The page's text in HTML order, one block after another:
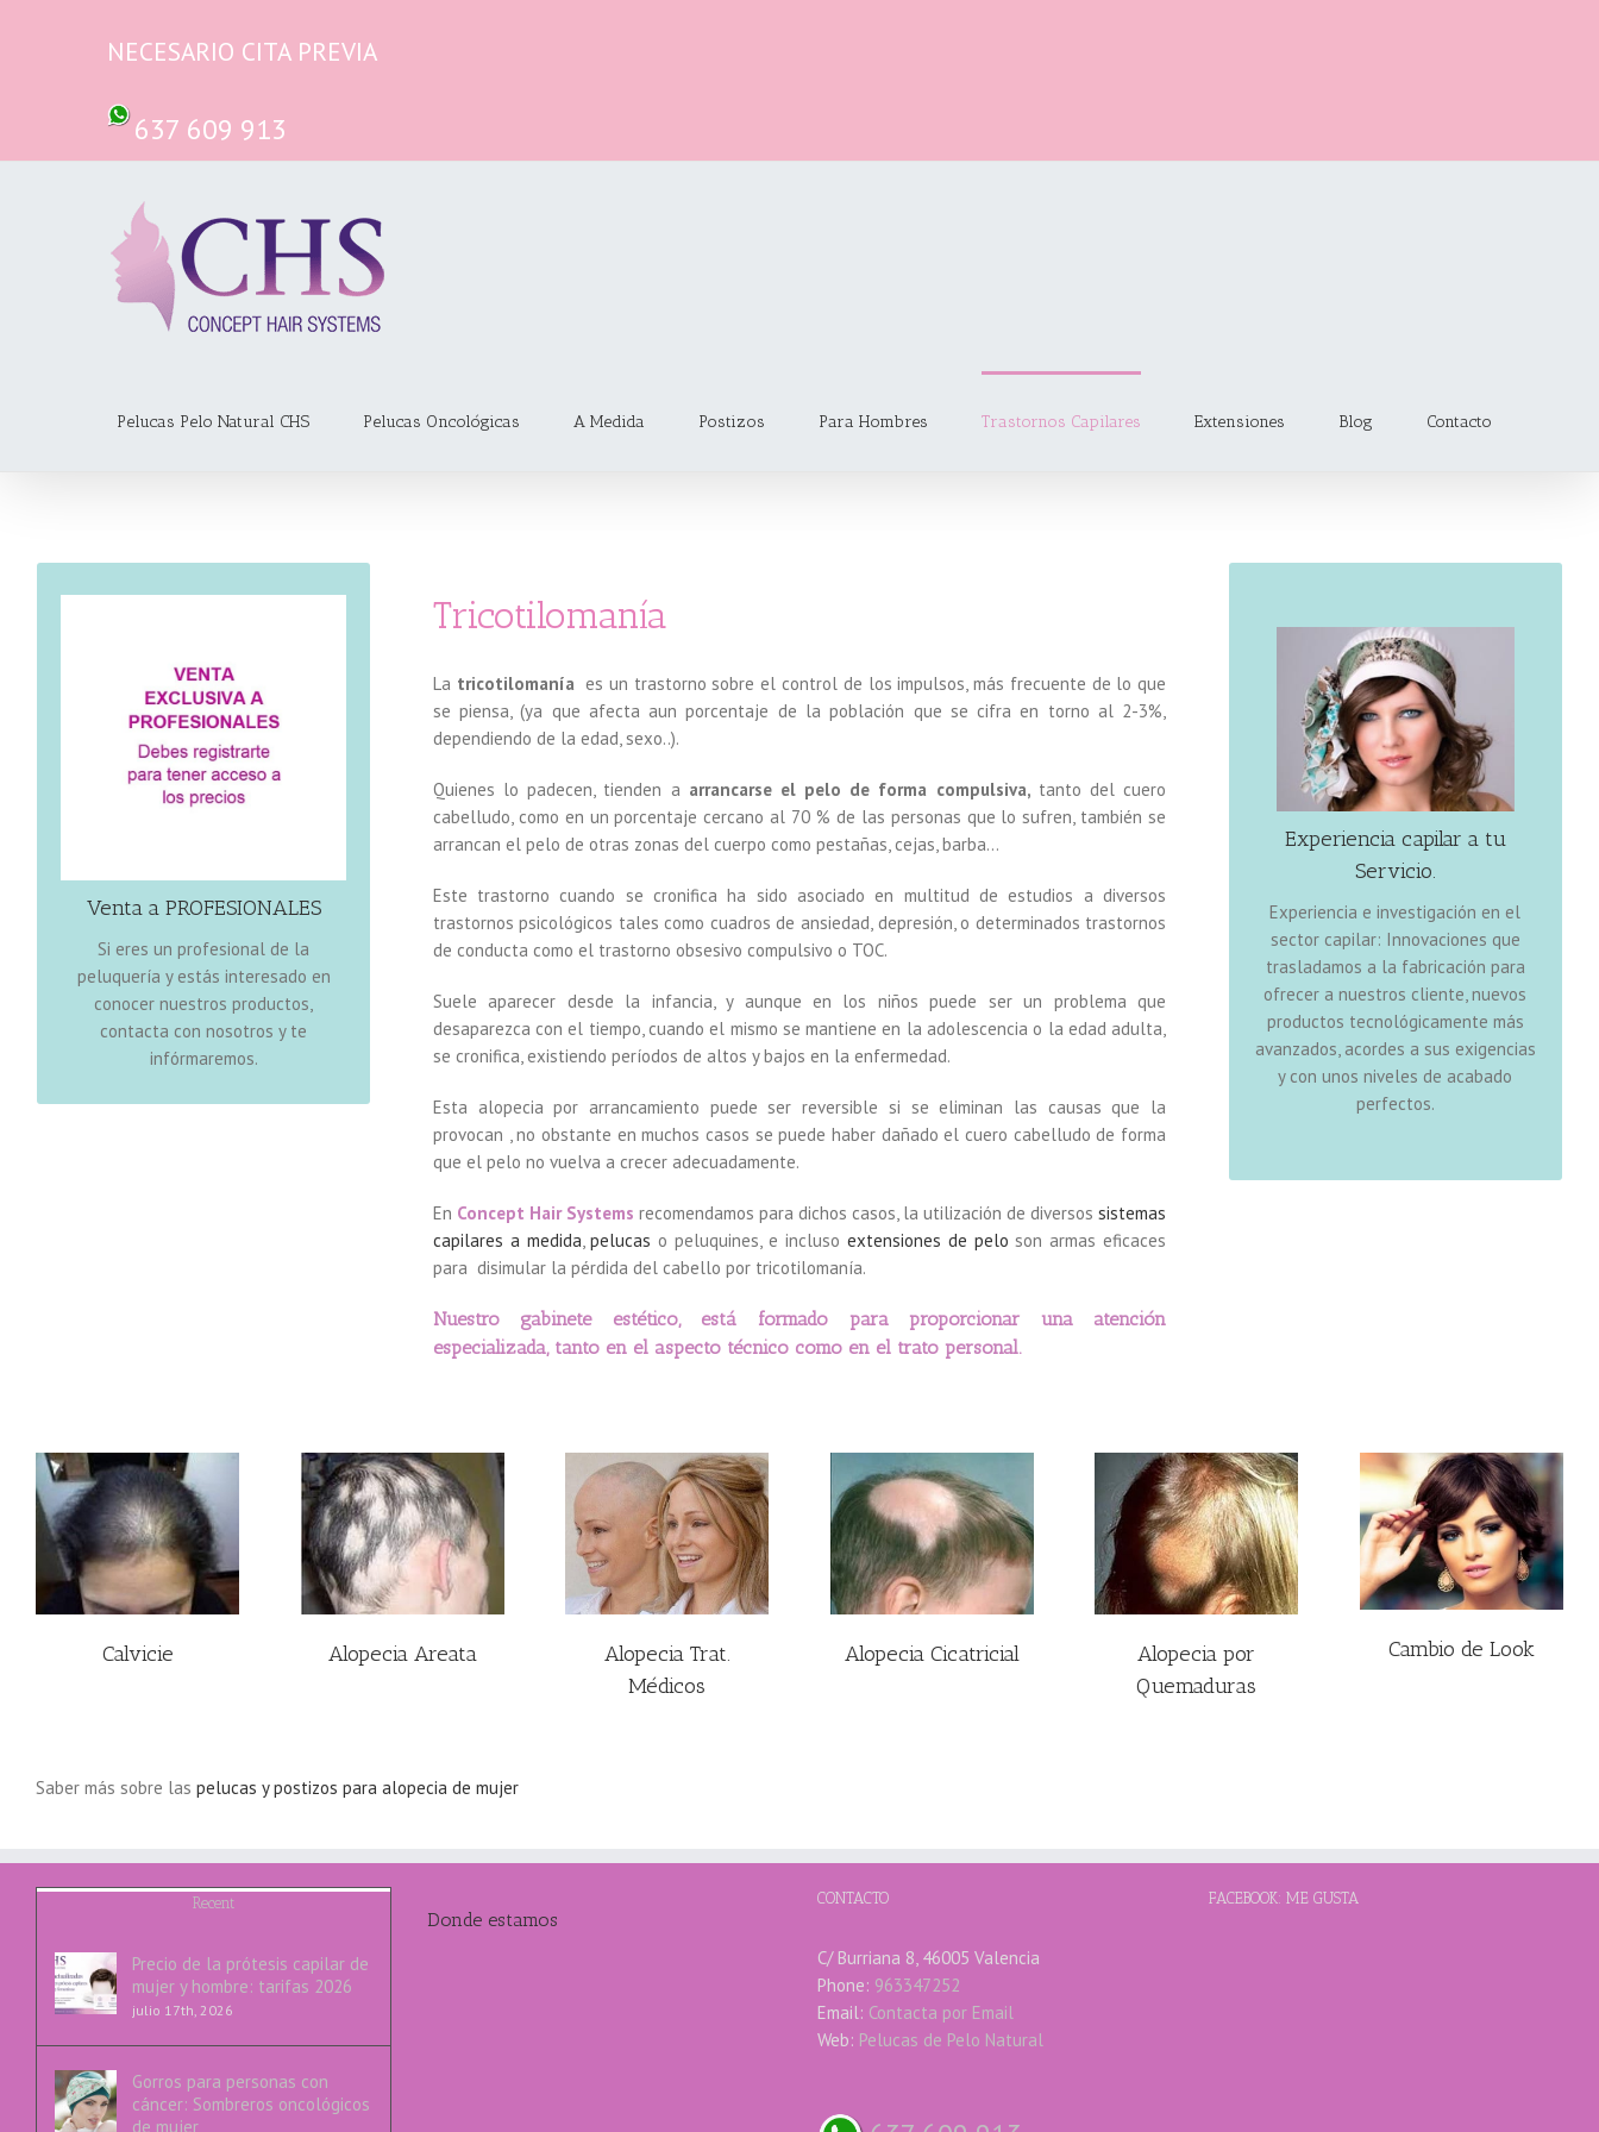
NECESARIO CITA PREVIA
637 609 913
Pelucas Pelo Natural CHS Pelucas Oncológicas A Medida Postizos Para Hombres Trastornos Capilares Extensiones Blog Contacto
Venta a PROFESIONALES
Si eres un profesional de la
peluquería y estás interesado en
conocer nuestros productos,
contacta con nosotros y te
infórmaremos.
Disponemos de toda clase de
pelucas oncológicas
,
pelucas a
medida
,
postizos para
mujer
,
sistemas y prótesis capilares
extensiones
y un
servicio capilar
integral
, de apoyo a la
venta de
profesionales.
Tricotilomanía
La tricotilomanía es un trastorno sobre el control de los impulsos, más frecuente de lo que
se piensa, (ya que afecta aun porcentaje de la población que se cifra en torno al 2-3%,
dependiendo de la edad, sexo..).
Quienes lo padecen, tienden a arrancarse el pelo de forma compulsiva, tanto del cuero
cabelludo, como en un porcentaje cercano al 70 % de las personas que lo sufren, también se
arrancan el pelo de otras zonas del cuerpo como pestañas, cejas, barba…
Este trastorno cuando se cronifica ha sido asociado en multitud de estudios a diversos
trastornos psicológicos tales como cuadros de ansiedad, depresión, o determinados trastornos
de conducta como el trastorno obsesivo compulsivo o TOC.
Suele aparecer desde la infancia, y aunque en los niños puede ser un problema que
desaparezca con el tiempo, cuando el mismo se mantiene en la adolescencia o la edad adulta,
se cronifica, existiendo períodos de altos y bajos en la enfermedad.
Esta alopecia por arrancamiento puede ser reversible si se eliminan las causas que la
provocan , no obstante en muchos casos se puede haber dañado el cuero cabelludo de forma
que el pelo no vuelva a crecer adecuadamente.
En Concept Hair Systems recomendamos para dichos casos, la utilización de diversossistemas
capilares a medida ,pelucas o peluquines, e incluso extensiones de pelo son armas eficaces
para disimular la pérdida del cabello por tricotilomanía.
Nuestro gabinete estético, está formado para proporcionar una atención
especializada, tanto en el aspecto técnico como en el trato personal.
Experiencia capilar a tu
Servicio.
Experiencia e investigación en el
sector capilar: Innovaciones que
trasladamos a la fabricación para
ofrecer a nuestros cliente, nuevos
productos tecnológicamente más
avanzados, acordes a sus exigencias
y con unos niveles de acabado
perfectos.
PERSONAL.
clientes sean capaces de recuperar
la imagen perdida, consiguiendo un
look más juvenil, de forma
totalmente indetectable, ya que
nuestros productos poseen un
aspecto o apariencia totalmente
natural y que permite realizar en
nuestro día a día, cualquier tipo de
Calvicie Alopecia Areata
Alopecia Trat.
Médicos
Alopecia Cicatricial
Alopecia por
Quemaduras
Cambio de Look
Saber más sobre las pelucas y postizos para alopecia de mujer
Recent
Precio de la prótesis capilar de
mujer y hombre: tarifas 2026
julio 17th, 2026
Gorros para personas con
cáncer: Sombreros oncológicos
de mujer
Donde estamos
CONTACTO
C/ Burriana 8, 46005 Valencia
Phone: 963347252
Email: Contacta por Email
Web: Pelucas de Pelo Natural
FACEBOOK: ME GUSTA